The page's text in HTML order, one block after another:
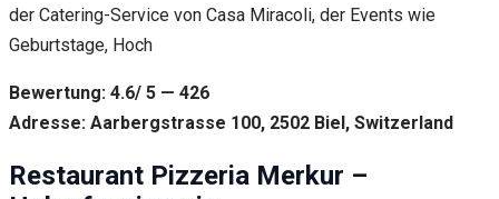
der Catering-Service von Casa Miracoli, der Events wie
Geburtstage, Hoch
Bewertung: 4.6/ 5 — 426
Adresse: Aarbergstrasse 100, 2502 Biel, Switzerland
Restaurant Pizzeria Merkur –